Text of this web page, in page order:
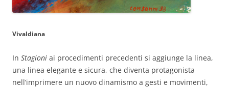
Vivaldiana
In Stagioni ai procedimenti precedenti si aggiunge la linea,
una linea elegante e sicura, che diventa protagonista
nell’imprimere un nuovo dinamismo a gesti e movimenti,